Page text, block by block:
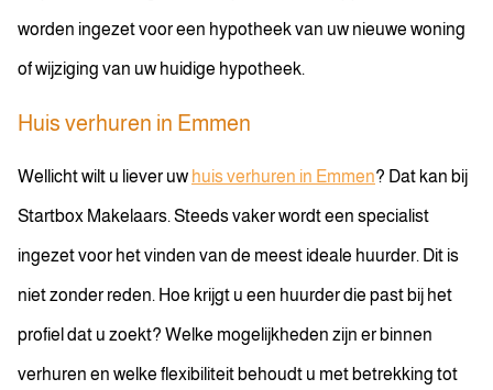
worden ingezet voor een hypotheek van uw nieuwe woning
of wijziging van uw huidige hypotheek.
Huis verhuren in Emmen
Wellicht wilt u liever uw huis verhuren in Emmen? Dat kan bij
Startbox Makelaars. Steeds vaker wordt een specialist
ingezet voor het vinden van de meest ideale huurder. Dit is
niet zonder reden. Hoe krijgt u een huurder die past bij het
profiel dat u zoekt? Welke mogelijkheden zijn er binnen
verhuren en welke flexibiliteit behoudt u met betrekking tot